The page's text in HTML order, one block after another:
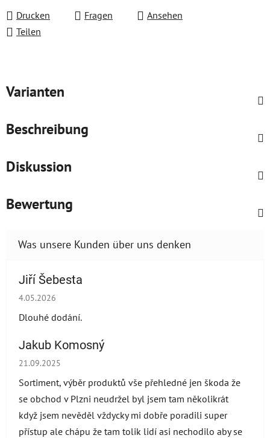
Drucken
Fragen
Ansehen
Teilen
Varianten
Beschreibung
Diskussion
Bewertung
Jiří Šebesta
Die Shop-Bewertung beträgt 2 von 5 Sternen.
4.05.2026
Dlouhé dodání.
Jakub Komosný
Die Shop-Bewertung beträgt 5 von 5 Sternen.
21.09.2025
Sortiment, výběr produktů vše přehledné jen škoda že
se obchod v Plzni neudržel byl jsem tam několikrát
když jsem nevěděl vždycky mi dobře poradili super
přístup ale chápu že tam tolik lidí asi nechodilo aby se